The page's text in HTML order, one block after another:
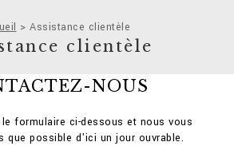
r
e
Assistance clientèle
clientèle
NOUS
formulaire ci-dessous et nous vous
que possible d'ici un jour ouvrable.